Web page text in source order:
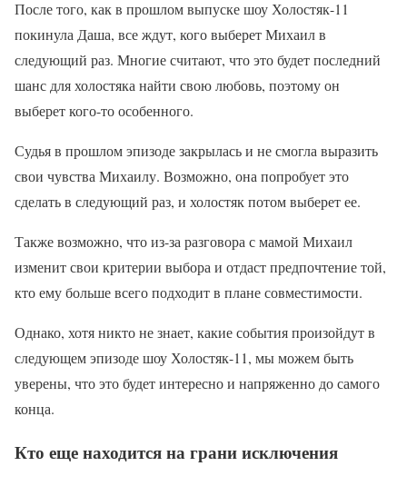
После того, как в прошлом выпуске шоу Холостяк-11
покинула Даша, все ждут, кого выберет Михаил в
следующий раз. Многие считают, что это будет последний
шанс для холостяка найти свою любовь, поэтому он
выберет кого-то особенного.
Судья в прошлом эпизоде закрылась и не смогла выразить
свои чувства Михаилу. Возможно, она попробует это
сделать в следующий раз, и холостяк потом выберет ее.
Также возможно, что из-за разговора с мамой Михаил
изменит свои критерии выбора и отдаст предпочтение той,
кто ему больше всего подходит в плане совместимости.
Однако, хотя никто не знает, какие события произойдут в
следующем эпизоде шоу Холостяк-11, мы можем быть
уверены, что это будет интересно и напряженно до самого
конца.
Кто еще находится на грани исключения